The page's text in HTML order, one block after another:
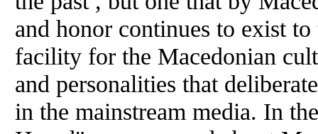
and honor continues to exist
facility for the Macedonian
and personalities that
in the mainstream media. In